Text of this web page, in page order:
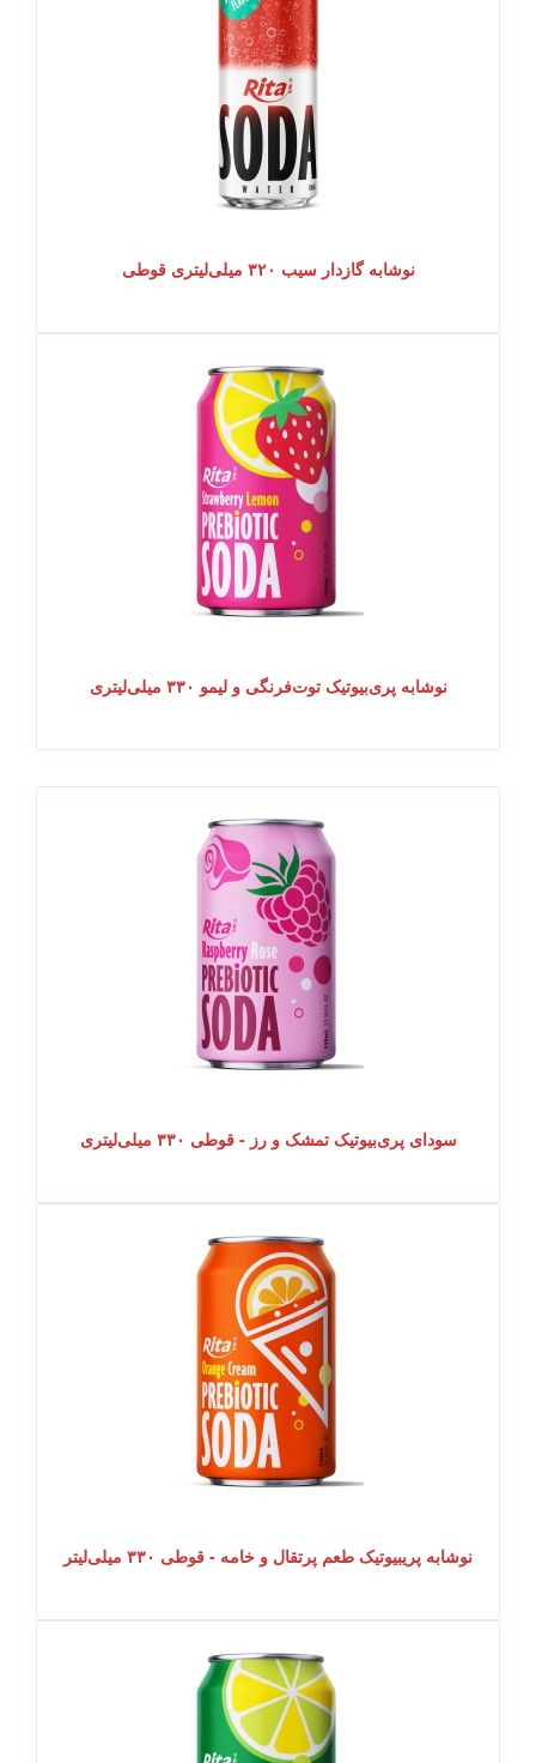
نوشابه گازدار سیب ۳۲۰ میلی‌لیتری قوطی
نوشابه پری‌بیوتیک توت‌فرنگی و لیمو ۳۳۰ میلی‌لیتری
سودای پری‌بیوتیک تمشک و رز - قوطی ۳۳۰ میلی‌لیتری
نوشابه پریبیوتیک طعم پرتقال و خامه - قوطی ۳۳۰ میلی‌لیتر